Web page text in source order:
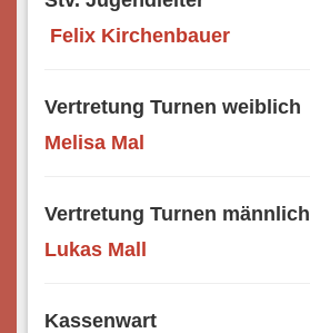
Felix Kirchenbauer
Vertretung Turnen weiblich
Melisa Mal
Vertretung Turnen männlich
Lukas Mall
Kassenwart